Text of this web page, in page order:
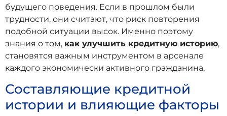
будущего поведения. Если в прошлом были
трудности, они считают, что риск повторения
подобной ситуации высок. Именно поэтому
знания о том, как улучшить кредитную историю,
становятся важным инструментом в арсенале
каждого экономически активного гражданина.
Составляющие кредитной
истории и влияющие факторы